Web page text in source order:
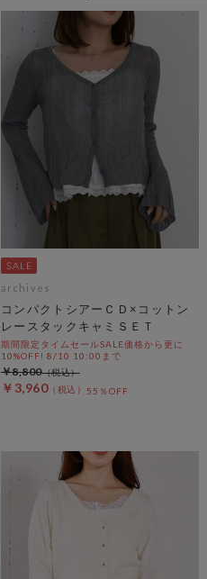
archives
コンパクトシアーＣＤ×コットン
レースタックキャミＳＥＴ
期間限定タイムセールSALE価格から更に
10%OFF! 8/10 10:00まで
￥3,960 55％OFF
￥8,800